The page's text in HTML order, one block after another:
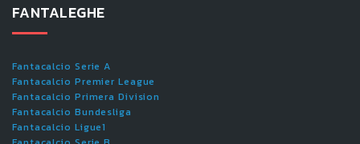
FANTALEGHE
Fantacalcio Serie A
Fantacalcio Premier League
Fantacalcio Primera Division
Fantacalcio Bundesliga
Fantacalcio Ligue1